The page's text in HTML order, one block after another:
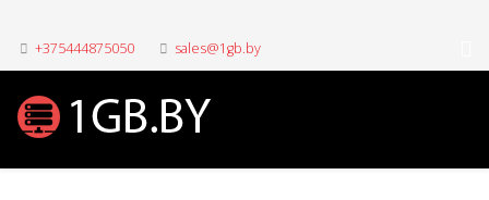
+375444875050 sales@1gb.by